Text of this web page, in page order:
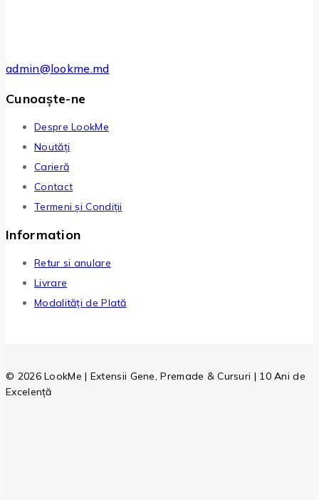
admin@lookme.md
Cunoaște-ne
Despre LookMe
Noutăți
Carieră
Contact
Termeni și Condiții
Information
Retur si anulare
Livrare
Modalități de Plată
© 2026 LookMe | Extensii Gene, Premade & Cursuri | 10 Ani de
Excelență